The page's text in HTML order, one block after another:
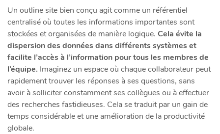
Un outline site bien conçu agit comme un référentiel
centralisé où toutes les informations importantes sont
stockées et organisées de manière logique. Cela évite la
dispersion des données dans différents systèmes et
facilite l’accès à l’information pour tous les membres de
l’équipe. Imaginez un espace où chaque collaborateur peut
rapidement trouver les réponses à ses questions, sans
avoir à solliciter constamment ses collègues ou à effectuer
des recherches fastidieuses. Cela se traduit par un gain de
temps considérable et une amélioration de la productivité
globale.